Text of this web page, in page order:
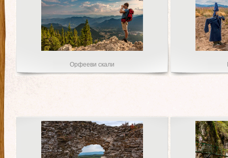
Орфееви скали